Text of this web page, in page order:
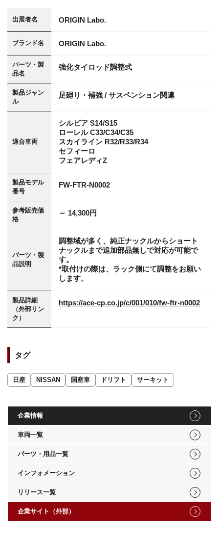
出展者名 ORIGIN Labo.
ブランド名 ORIGIN Labo.
パーツ・製
品名
強化タイロッド調整式
製品ジャン
ル
足廻り・補強 / サスペンション関連
適合車両
シルビア S14/S15
ローレル C33/C34/C35
スカイライン R32/R33/R34
セフィーロ
フェアレディZ
製品モデル
番号
FW-FTR-N0002
参考販売価
格
～ 14,300円
パーツ・製
品説明
調整域が多く、純正ナックルからショート
ナックルまで追加部品無しで対応が可能で
す。
*取付けの際は、ラック側にて調整をお願い
します。
製品詳細
（外部リン
ク）
https://ace-cp.co.jp/c/001/010/fw-ftr-n0002
タグ
日産 NISSAN 国産車 ドリフト サーキット
企業情報
車両一覧
パーツ・用品一覧
インフォメーション
リリース一覧
企業サイト（外部）